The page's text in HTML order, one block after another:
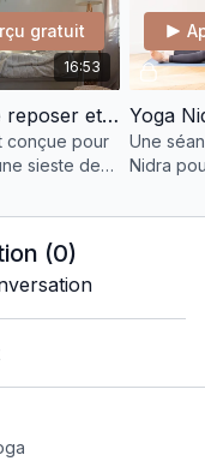
16:53
gratuit
Nidra - Se reposer et se recharger 🪫
conçue pour
sieste de
séance
Une
Nidra
(0)